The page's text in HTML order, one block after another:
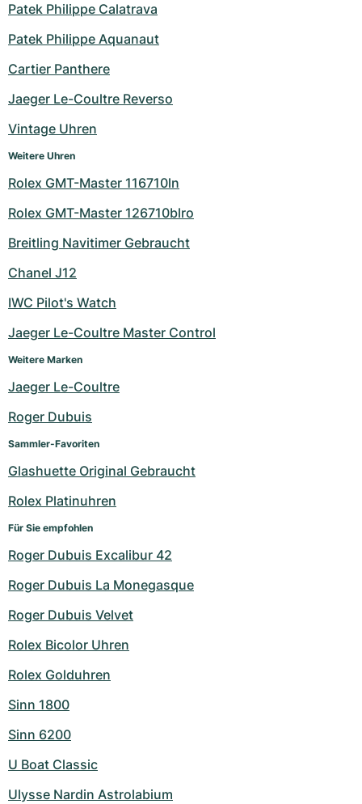
Patek Philippe Calatrava
Patek Philippe Aquanaut
Cartier Panthere
Jaeger Le-Coultre Reverso
Vintage Uhren
Weitere Uhren
Rolex GMT-Master 116710ln
Rolex GMT-Master 126710blro
Breitling Navitimer Gebraucht
Chanel J12
IWC Pilot's Watch
Jaeger Le-Coultre Master Control
Weitere Marken
Jaeger Le-Coultre
Roger Dubuis
Sammler-Favoriten
Glashuette Original Gebraucht
Rolex Platinuhren
Für Sie empfohlen
Roger Dubuis Excalibur 42
Roger Dubuis La Monegasque
Roger Dubuis Velvet
Rolex Bicolor Uhren
Rolex Golduhren
Sinn 1800
Sinn 6200
U Boat Classic
Ulysse Nardin Astrolabium